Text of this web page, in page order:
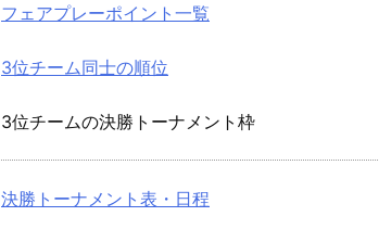
フェアプレーポイント一覧
3位チーム同士の順位
3位チームの決勝トーナメント枠
決勝トーナメント表・日程